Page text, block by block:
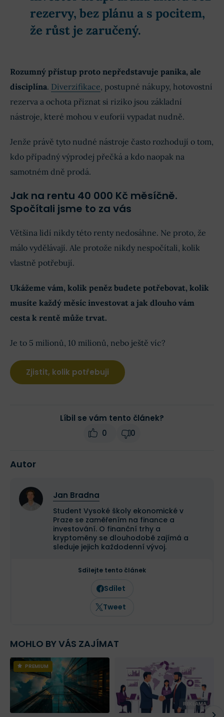
rezervy, bez plánu a s pocitem,
že růst je zaručený.
Rozumný přístup proto nepředstavuje panika, ale
disciplína. Diverzifikace, postupné nákupy, hotovostní
rezerva a ochota přiznat si riziko jsou základní
nástroje, které mohou v euforii vypadat nudně.
Jenže právě tyto nudné nástroje často rozhodují o tom,
kdo případný výprodej přečká a kdo naopak na
samotném dně prodá.
Jak na rentu 40 000 Kč měsíčně.
Spočítali jsme to za vás
Většina lidí nikdy této renty nedosáhne. Ne proto, že
málo vydělávají. Ale protože nikdy nespočítali, kolik
vlastně potřebují.
Ukážeme vám, kolik peněz budete potřebovat, kolik
musíte každý měsíc investovat a jak dlouho vám
cesta k rentě může trvat.
Je to 5 milionů, 10 milionů, nebo ještě víc?
Zjistit, kolik potřebuji
Líbil se vám tento článek?
0
0
Autor
Jan Bradna
Student Vysoké školy ekonomické v
Praze se zaměřením na finance a
investování. O finanční trhy a
kryptoměny se dlouhodobě zajímá a
sleduje jejich každodenní vývoj.
Sdílejte tento článek
Sdílet
Tweet
MOHLO BY VÁS ZAJÍMAT
PREMIUM
REKLAMA